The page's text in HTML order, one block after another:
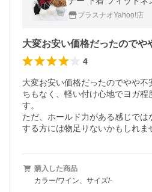
トレーニング ランニン
プラスナオYahoo!店
4
大変お安い価格だったのでやや不
ちもなく、軽い付け心地でヨガ程
す。
ただ、ホールド力がある感じでは
する方には物足りないかもしれま
購入した商品
カラー/ワイン、サイズ/-